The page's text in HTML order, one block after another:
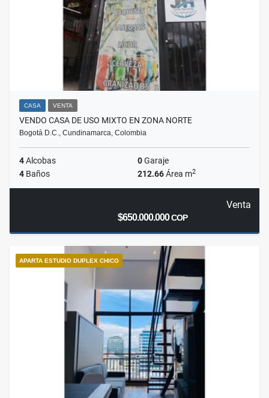
CASA VENTA
VENDO CASA DE USO MIXTO EN ZONA NORTE
Bogotá D.C., Cundinamarca, Colombia
4Alcobas 0Garaje
4 Baños 212.66Área m2
Venta
$650.000.000COP
APARTA ESTUDIO DUPLEX CHICO